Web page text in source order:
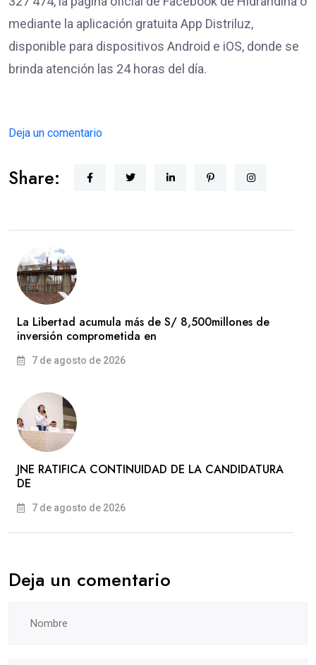
mediante la aplicación gratuita App Distriluz,
disponible para dispositivos Android e iOS, donde se
brinda atención las 24 horas del día.
Deja un comentario
Share:
La Libertad acumula más de S/ 8,500millones de
inversión comprometida en
7 de agosto de 2026
JNE RATIFICA CONTINUIDAD DE LA CANDIDATURA
DE
7 de agosto de 2026
Deja un comentario